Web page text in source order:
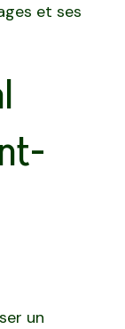
et ses
un